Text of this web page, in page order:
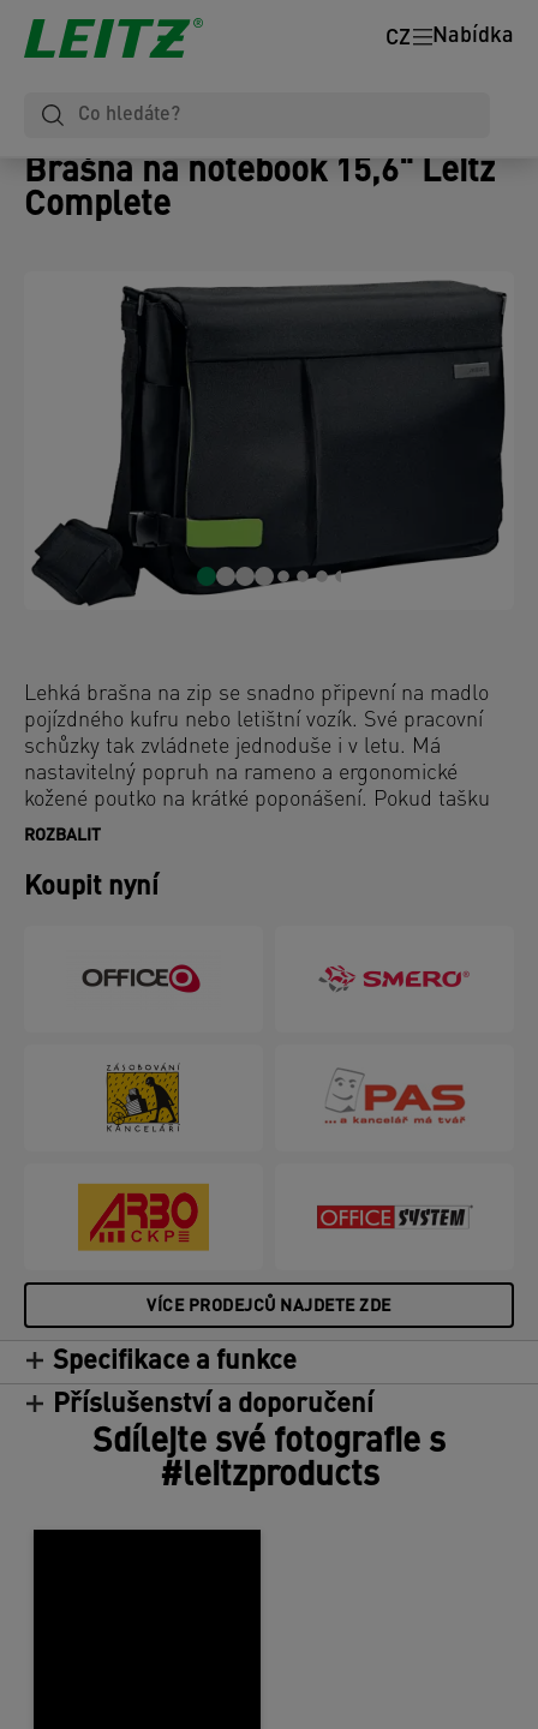
Nabídka
CZ
Brašna na notebook 15,6" Leitz
Complete
Lehká brašna na zip se snadno připevní na madlo
pojízdného kufru nebo letištní vozík. Své pracovní
schůzky tak zvládnete jednoduše i v letu. Má
nastavitelný popruh na rameno a ergonomické
kožené poutko na krátké poponášení. Pokud tašku
nenaplníte notebookem a dokumenty, neváží skoro
praktické přezky.
ROZBALIT
Koupit nyní
VÍCE PRODEJCŮ NAJDETE ZDE
Specifikace a funkce
Příslušenství a doporučení
Sdílejte své fotografie s
#leitzproducts